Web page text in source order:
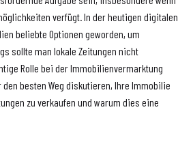
verfügt. In der heutigen digitalen
beliebte Optionen geworden, um
sollte man lokale Zeitungen nicht
Rolle bei der Immobilienvermarktung
besten Weg diskutieren, Ihre Immobilie
zu verkaufen und warum dies eine